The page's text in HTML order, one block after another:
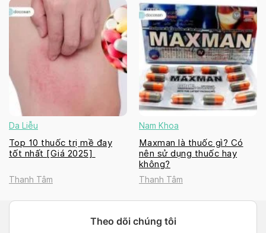
Da Liễu
Top 10 thuốc trị mề đay
tốt nhất [Giá 2025]
Thanh Tâm
Nam Khoa
Maxman là thuốc gì? Có
nên sử dụng thuốc hay
không?
Thanh Tâm
Theo dõi chúng tôi